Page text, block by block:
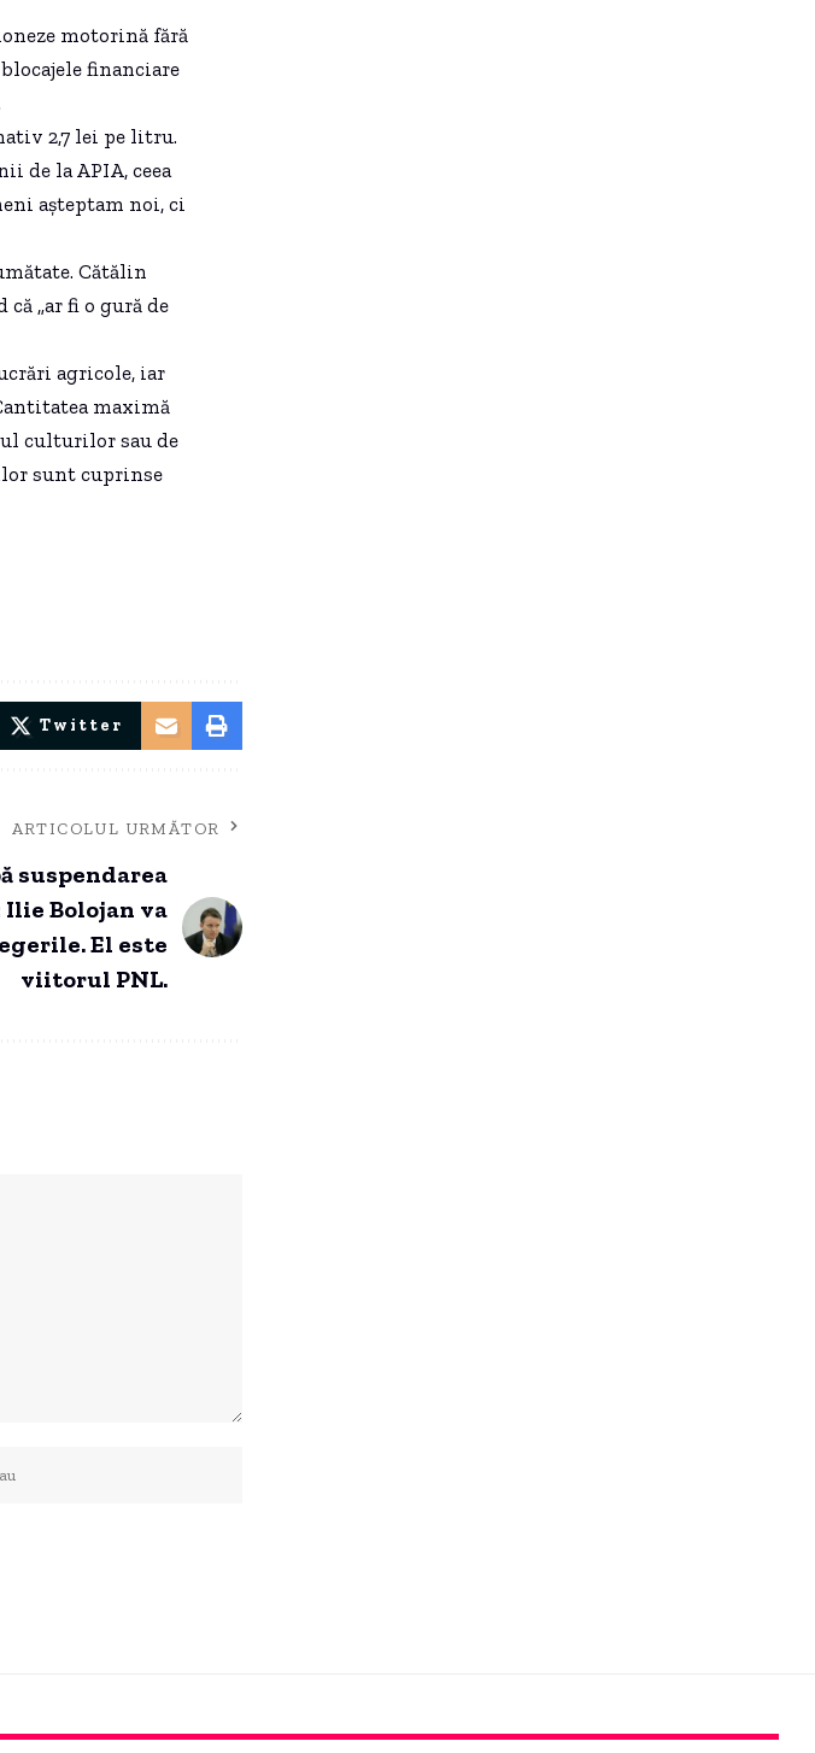
motorină fără
financiare
2,7 lei pe litru.
de la APIA, ceea
așteptam noi, ci
Cătălin
„ar fi o gură de
agricole, iar
maximă
culturilor sau de
sunt cuprinse
Twitter
ARTICOLUL URMĂTOR
suspendarea
Bolojan va
El este
viitorul PNL.